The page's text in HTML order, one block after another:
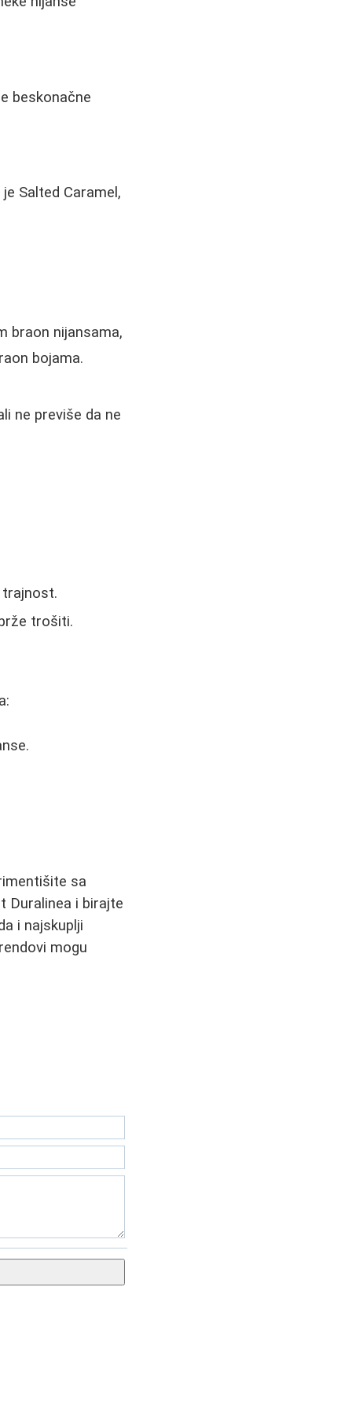
beskonačne
Salted Caramel,
braon nijansama,
bojama.
ne previše da ne
trajnost.
trošiti.
sa
Duralinea i birajte
i najskuplji
mogu